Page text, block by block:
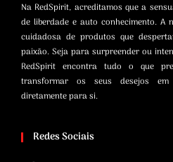
Na RedSpirit, acreditamos que a
de liberdade e auto conhecimento. A
cuidadosa de produtos que
paixão. Seja para surpreender ou
RedSpirit encontra tudo o que
transformar os seus desejos em
diretamente para si.
Redes Sociais